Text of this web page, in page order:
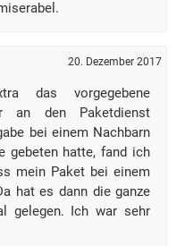
20. Dezember 2017
das vorgegebene
an den Paketdienst
bei einem Nachbarn
gebeten hatte, fand ich
mein Paket bei einem
hat es dann die ganze
gelegen. Ich war sehr